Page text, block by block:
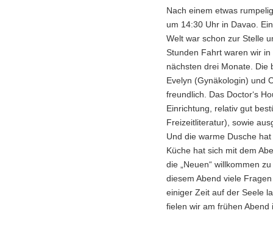
Nach einem etwas
um 14:30 Uhr in Davao.
Welt war schon zur Stelle
Stunden Fahrt waren wir
nächsten drei Monate. Die
Evelyn (Gynäkologin) und
freundlich. Das Doctor‘s
Einrichtung, relativ gut
Freizeitliteratur), sowie
Und die warme Dusche
Küche hat sich mit dem
die „Neuen“ willkommen
diesem Abend viele
einiger Zeit auf der Seele
fielen wir am frühen Abend